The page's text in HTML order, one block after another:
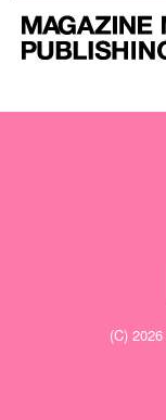
(C) 2026